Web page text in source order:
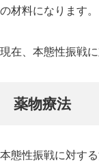
の材料になります。
現在、本態性振戦
薬物療法
本態性振戦に対す